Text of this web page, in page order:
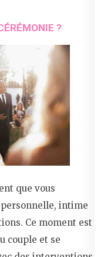
?
que vous
intime
Ce moment est
couple et se